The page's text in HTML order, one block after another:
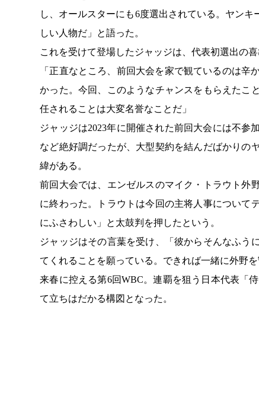
し、オールスターにも6度選出されている。ヤン
しい人物だ」と語った。
これを受けて登場したジャッジは、代表初選出の喜
「正直なところ、前回大会を家で観ているのは
かった。今回、このようなチャンスをもらえたこ
任されることは大変名誉なことだ」
ジャッジは2023年に開催された前回大会には不参
など絶好調だったが、大型契約を結んだばかりの
緯がある。
前回大会では、エンゼルスのマイク・トラウト外
に終わった。トラウトは今回の主将人事について
にふさわしい」と太鼓判を押したという。
ジャッジはその言葉を受け、「彼からそんなふう
てくれることを願っている。できれば一緒に外野を
来春に控える第6回WBC。連覇を狙う日本代表「
て立ちはだかる構図となった。